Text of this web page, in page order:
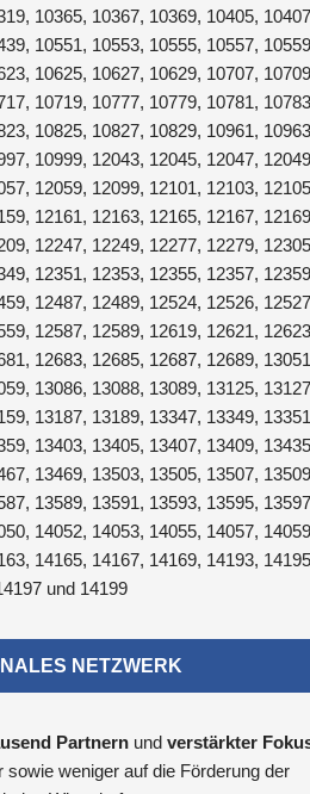
10365, 10367, 10369, 10405,
10551, 10553, 10555, 10557,
10625, 10627, 10629, 10707,
10719, 10777, 10779, 10781,
10825, 10827, 10829, 10961,
10999, 12043, 12045, 12047,
12059, 12099, 12101, 12103,
12161, 12163, 12165, 12167,
12247, 12249, 12277, 12279,
12351, 12353, 12355, 12357,
12487, 12489, 12524, 12526,
12587, 12589, 12619, 12621,
12683, 12685, 12687, 12689,
13086, 13088, 13089, 13125,
13187, 13189, 13347, 13349,
13403, 13405, 13407, 13409,
13469, 13503, 13505, 13507,
13589, 13591, 13593, 13595,
14052, 14053, 14055, 14057,
14165, 14167, 14169, 14193,
und 14199
NETZWERK
Partnern und verstärkter
sowie weniger auf die Förderung der